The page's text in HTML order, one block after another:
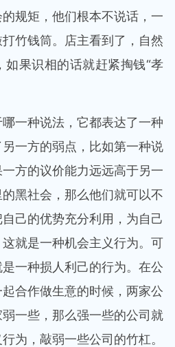
规矩，他们根本不说话，一
竹钱筒。店主看到了，自然
如果识相的话就赶紧掏钱“孝
一种说法，它都表达了一种
一方的弱点，比如第一种说
方的议价能力远远高于另一
黑社会，那么他们就可以不
己的优势充分利用，为自己
就是一种机会主义行为。可
一种损人利己的行为。在公
合作做生意的时候，两家公
一些，那么强一些的公司就
为，敲弱一些公司的竹杠。